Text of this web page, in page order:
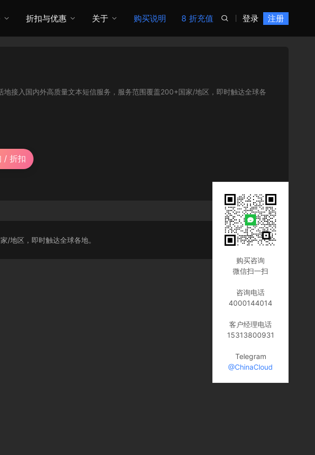
登录 注册

折扣与优惠 关于 购买说明 8 折充值
地接入国内外高质量文本短信服务，服务范围覆盖200+国家/地区，即时触达全球各
/ 折扣
/地区，即时触达全球各地。
购买咨询
微信扫一扫
咨询电话
4000144014
客户经理电话
15313800931
Telegram
@ChinaCloud